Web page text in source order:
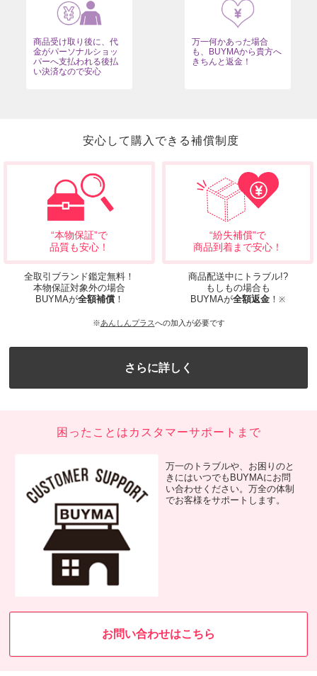
商品受け取り後に、代
金がパーソナルショッ
パーへ支払われる後払
い決済なので安心
万一何かあった場合
も、BUYMAから貴方へ
きちんと返金！
安心して購入できる補償制度
“本物保証”で
品質も安心！
全取引ブランド鑑定無料！
本物保証対象外の場合
BUYMAが全額補償！
“紛失補償”で
商品到着まで安心！
商品配送中にトラブル!?
もしもの場合も
BUYMAが全額返金 ！ ※
※あんしんプラスへの加入が必要です
さらに詳しく
困ったことはカスタマーサポートまで
万一のトラブルや、お困りのと
きにはいつでもBUYMAにお問
い合わせください。万全の体制
でお客様をサポートします。
お問い合わせはこちら